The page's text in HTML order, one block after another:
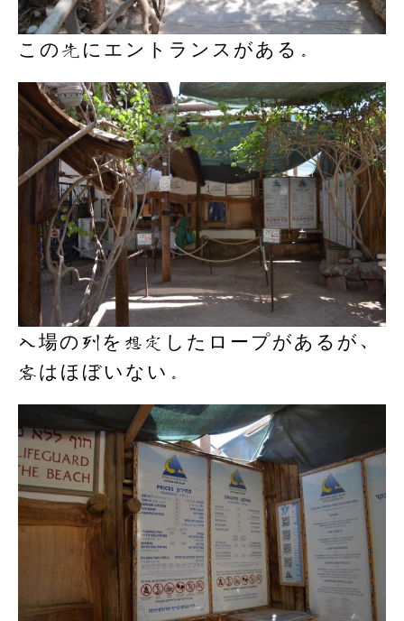
この先にエントランスがある。
入場の列を想定したロープがあるが、
客はほぼいない。